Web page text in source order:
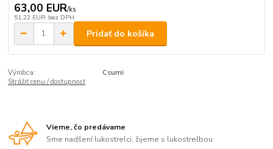
63,00 EUR/ks
51,22 EUR bez DPH
Pridať do košíka
Výrobca:
Csumi
Strážiť cenu / dostupnosť
Vieme, čo predávame
Sme nadšení lukostrelci, žijeme s lukostreľbou